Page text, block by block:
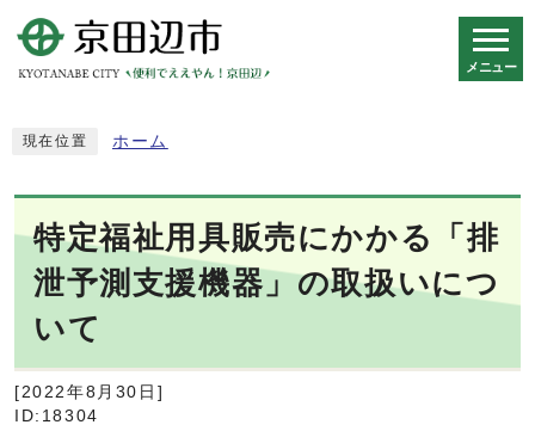
メニュー
現在位置 ホーム
特定福祉用具販売にかかる「排
泄予測支援機器」の取扱いにつ
いて
[2022年8月30日]
ID:18304